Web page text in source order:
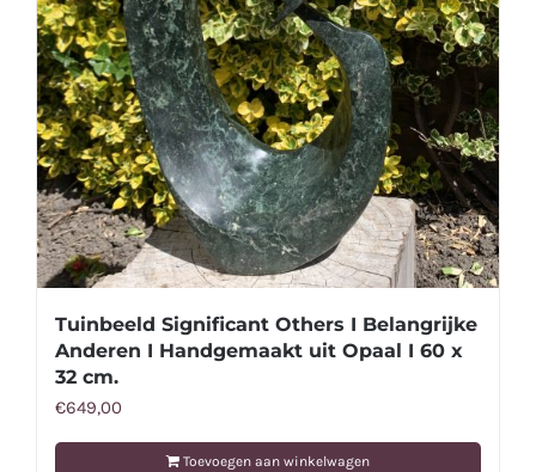
Tuinbeeld Significant Others I Belangrijke
Anderen I Handgemaakt uit Opaal I 60 x
32 cm.
€649,00
Toevoegen aan winkelwagen